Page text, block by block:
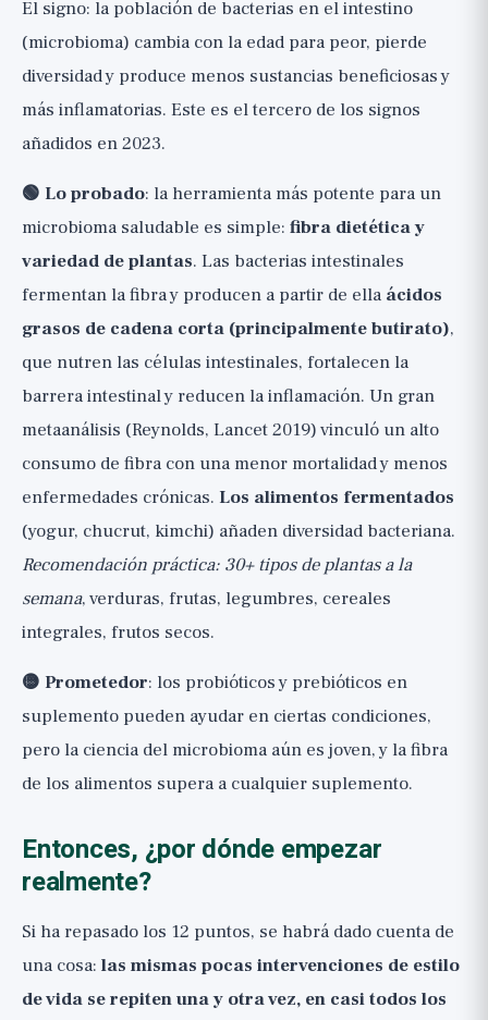
El signo: la población de bacterias en el intestino
(microbioma) cambia con la edad para peor, pierde
diversidad y produce menos sustancias beneficiosas y
más inflamatorias. Este es el tercero de los signos
añadidos en 2023.
🟢 Lo probado: la herramienta más potente para un
microbioma saludable es simple: fibra dietética y
variedad de plantas. Las bacterias intestinales
fermentan la fibra y producen a partir de ella ácidos
grasos de cadena corta (principalmente butirato),
que nutren las células intestinales, fortalecen la
barrera intestinal y reducen la inflamación. Un gran
metaanálisis (Reynolds, Lancet 2019) vinculó un alto
consumo de fibra con una menor mortalidad y menos
enfermedades crónicas. Los alimentos fermentados
(yogur, chucrut, kimchi) añaden diversidad bacteriana.
Recomendación práctica: 30+ tipos de plantas a la
semana, verduras, frutas, legumbres, cereales
integrales, frutos secos.
🟡 Prometedor: los probióticos y prebióticos en
suplemento pueden ayudar en ciertas condiciones,
pero la ciencia del microbioma aún es joven, y la fibra
de los alimentos supera a cualquier suplemento.
Entonces, ¿por dónde empezar
realmente?
Si ha repasado los 12 puntos, se habrá dado cuenta de
una cosa: las mismas pocas intervenciones de estilo
de vida se repiten una y otra vez, en casi todos los